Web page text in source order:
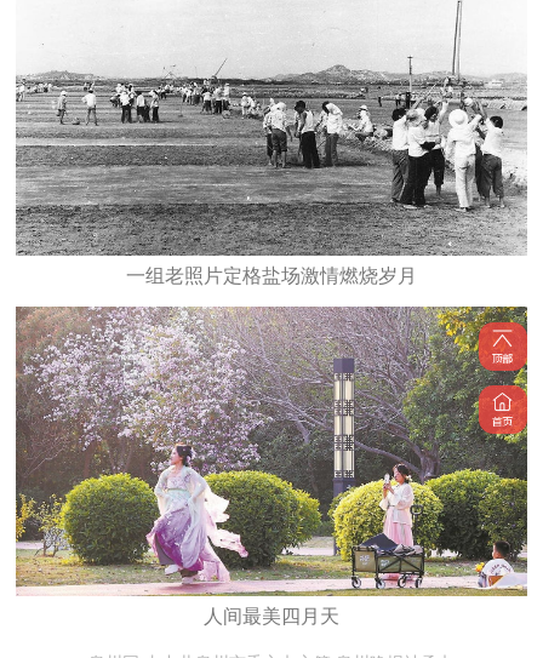
一组老照片定格盐场激情燃烧岁月
人间最美四月天